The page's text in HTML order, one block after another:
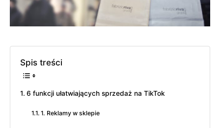
Spis treści
6 funkcji ułatwiających sprzedaż na TikTok
1. Reklamy w sklepie